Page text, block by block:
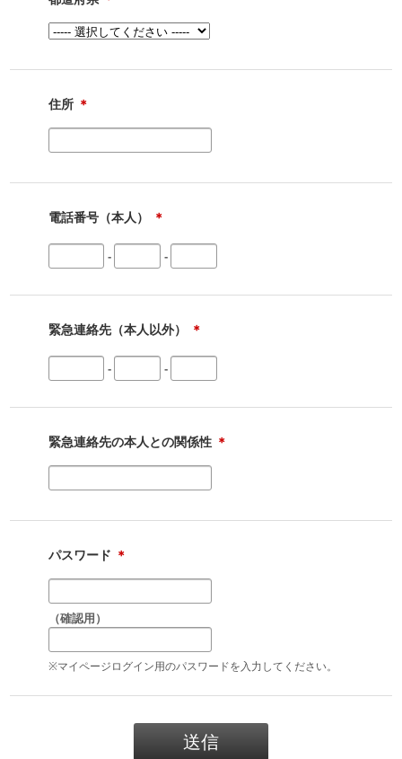
住所 ＊
電話番号（本人） ＊
- -
緊急連絡先（本人以外） ＊
- -
緊急連絡先の本人との関係性 ＊
パスワード ＊
（確認用）
※マイページログイン用のパスワードを入力してください。